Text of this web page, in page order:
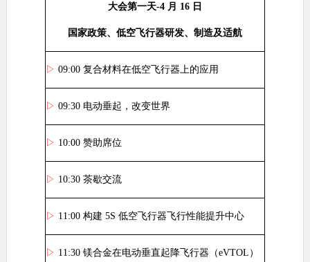
大会第一天-4 月 16 日
国家政策、低空飞行器研发、制造及适航
▷ 09:00 复合材料在低空飞行器上的应用
▷ 09:30 电动垂起，改变世界
▷ 10:00 赞助席位
▷ 10:30 茶歇交流
▷ 11:00 构建 5S 低空飞行器飞行性能提升中心
▷ 11:30 镁合金在电动垂直起降飞行器（eVTOL ）